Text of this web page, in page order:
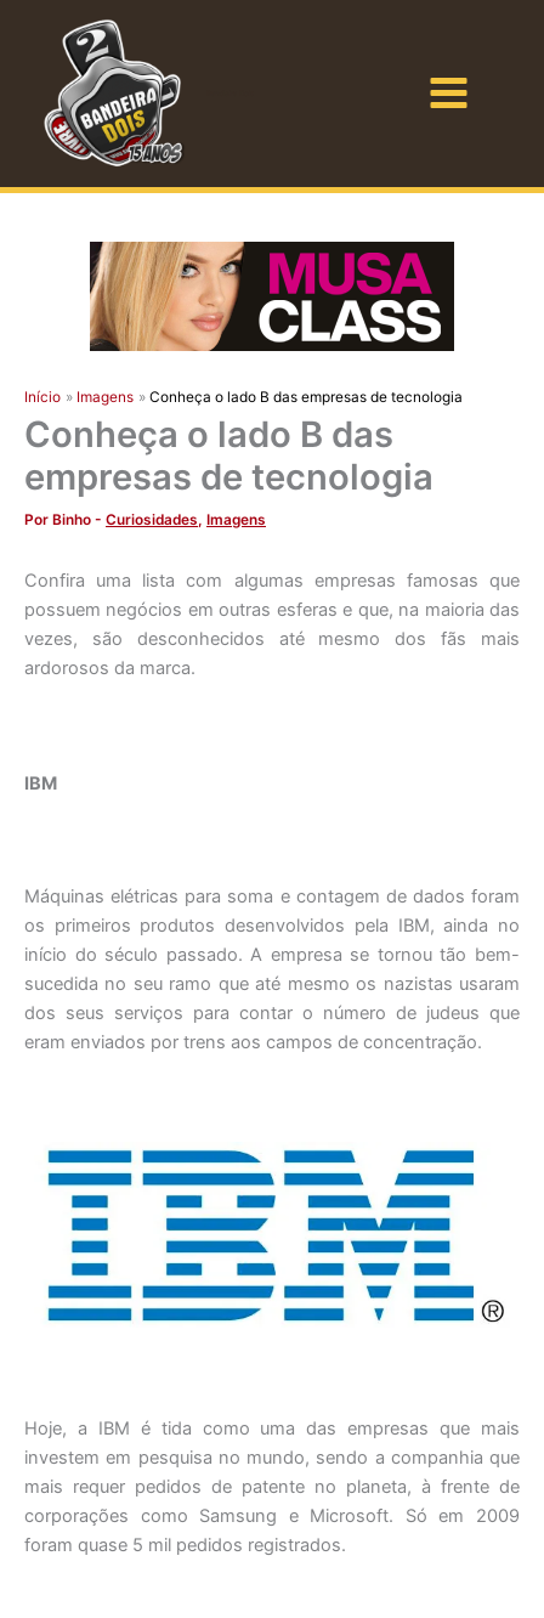
conteúdo
Início Imagens Conheça o lado B das empresas de tecnologia
Conheça o lado B das
empresas de tecnologia
Por Binho - Curiosidades, Imagens
Confira uma lista com algumas empresas famosas que
possuem negócios em outras esferas e que, na maioria das
vezes, são desconhecidos até mesmo dos fãs mais
ardorosos da marca.
IBM
Máquinas elétricas para soma e contagem de dados foram
os primeiros produtos desenvolvidos pela IBM, ainda no
início do século passado. A empresa se tornou tão bem-
sucedida no seu ramo que até mesmo os nazistas usaram
dos seus serviços para contar o número de judeus que
eram enviados por trens aos campos de concentração.
Hoje, a IBM é tida como uma das empresas que mais
investem em pesquisa no mundo, sendo a companhia que
mais requer pedidos de patente no planeta, à frente de
corporações como Samsung e Microsoft. Só em 2009
foram quase 5 mil pedidos registrados.